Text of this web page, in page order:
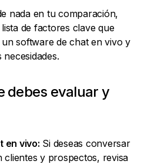
nada en tu comparación,
de factores clave que
software de chat en vivo y
debes evaluar y
en vivo: Si deseas conversar
clientes y prospectos, revisa